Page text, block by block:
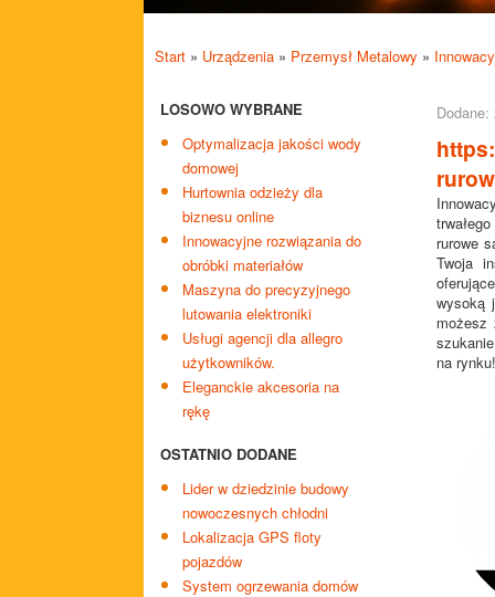
Start » Urządzenia » Przemysł Metalowy »
LOSOWO WYBRANE
Optymalizacja jakości wody
domowej
Hurtownia odzieży dla
biznesu online
Innowacyjne rozwiązania do
obróbki materiałów
Maszyna do precyzyjnego
lutowania elektroniki
Usługi agencji dla allegro
użytkowników.
Eleganckie akcesoria na
rękę
OSTATNIO DODANE
Lider w dziedzinie budowy
nowoczesnych chłodni
Lokalizacja GPS floty
pojazdów
System ogrzewania domów
Dodane:
rurowe
Twoja
wysoką
możesz
na rynku!